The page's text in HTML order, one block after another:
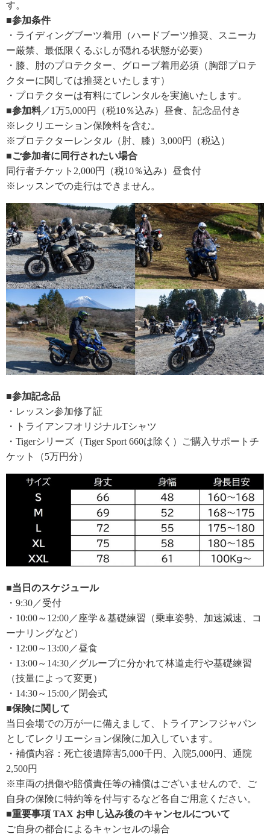
す。
■参加条件
・ライディングブーツ着用（ハードブーツ推奨、スニーカ
ー厳禁、最低限くるぶしが隠れる状態が必要)
・膝、肘のプロテクター、グローブ着用必須（胸部プロテ
クターに関しては推奨といたします）
・プロテクターは有料にてレンタルを実施いたします。
■参加料／1万5,000円（税10％込み）昼食、記念品付き
※レクリエーション保険料を含む。
※プロテクターレンタル（肘、膝）3,000円（税込）
■ご参加者に同行されたい場合
同行者チケット2,000円（税10％込み）昼食付
※レッスンでの走行はできません。
■参加記念品
・レッスン参加修了証
・トライアンフオリジナルTシャツ
・Tigerシリーズ（Tiger Sport 660は除く）ご購入サポートチ
ケット（5万円分）
■当日のスケジュール
・9:30／受付
・10:00～12:00／座学＆基礎練習（乗車姿勢、加速減速、コ
ーナリングなど）
・12:00～13:00／昼食
・13:00～14:30／グループに分かれて林道走行や基礎練習
（技量によって変更）
・14:30～15:00／閉会式
■保険に関して
当日会場での万が一に備えまして、トライアンフジャパン
としてレクリエーション保険に加入しています。
・補償内容：死亡後遺障害5,000千円、入院5,000円、通院
2,500円
※車両の損傷や賠償責任等の補償はございませんので、ご
自身の保険に特約等を付与するなど各自ご用意ください。
■重要事項 TAX お申し込み後のキャンセルについて
ご自身の都合によるキャンセルの場合